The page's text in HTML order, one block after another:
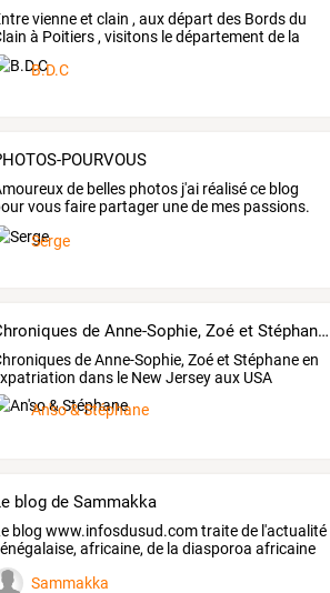
vienneet clain , auxdépart des Bordsdu
à Poitiers , visitons ledépartement de la
B.D.C
POURVOUS
de belles photos j'ai réaliséce blog
vousfaire partager unede mes passions.
Serge
Chroniques de Anne-Sophie, Zoé et Stéphane en expatriation dans le New Jersey aux USA
de Anne-Sophie, Zoé et Stéphane en
dans le New Jersey aux USA
An'so & Stéphane
blog de Sammakka
blog www.infosdusud.comtraitede l'actualité
africaine, de la diasporoa africaine
en…
Sammakka